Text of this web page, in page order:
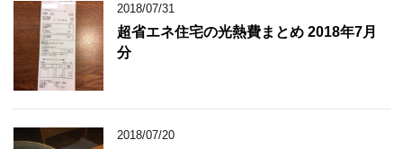
2018/07/31
超省エネ住宅の光熱費まとめ 2018年7月
分
2018/07/20